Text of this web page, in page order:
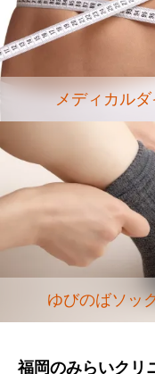
メディカル
ゆびのばソッ
福岡のみらいクリ